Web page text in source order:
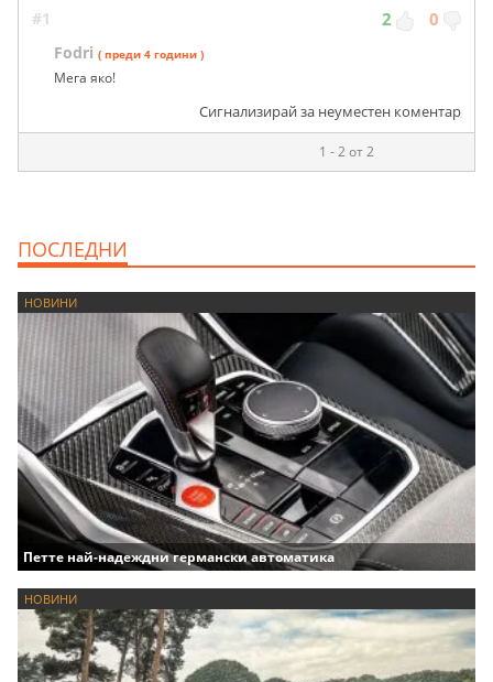
#1 2 0
Fodri ( преди 4 години )
Мега яко!
Сигнализирай за неуместен коментар
1 - 2 от 2
ПОСЛЕДНИ
НОВИНИ
Петте най-надеждни германски автоматика
НОВИНИ